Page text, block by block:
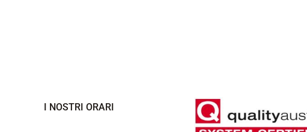
I NOSTRI ORARI